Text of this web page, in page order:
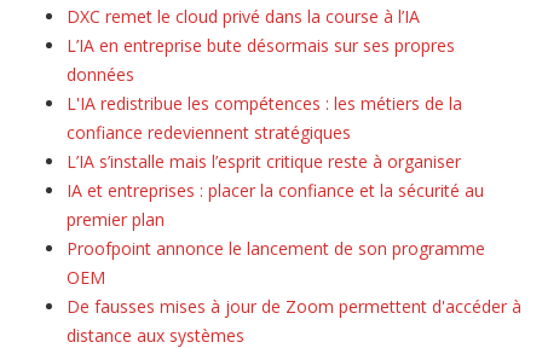
DXC remet le cloud privé dans la course à l’IA
L’IA en entreprise bute désormais sur ses propres
données
L'IA redistribue les compétences : les métiers de la
confiance redeviennent stratégiques
L’IA s’installe mais l’esprit critique reste à organiser
IA et entreprises : placer la confiance et la sécurité au
premier plan
Proofpoint annonce le lancement de son programme
OEM
De fausses mises à jour de Zoom permettent d'accéder à
distance aux systèmes